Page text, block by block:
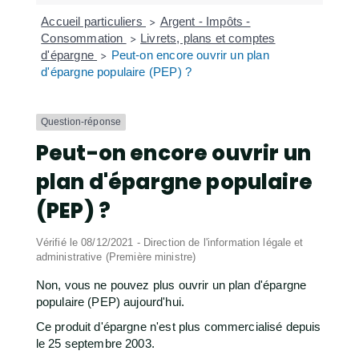
Accueil particuliers > Argent - Impôts -
Consommation
> Livrets, plans et comptes
d'épargne > Peut-on encore ouvrir un plan
d'épargne populaire (PEP) ?
Question-réponse
Peut-on encore ouvrir un
plan d'épargne populaire
(PEP) ?
Vérifié le 08/12/2021 - Direction de l'information légale et
administrative (Première ministre)
Non, vous ne pouvez plus ouvrir un plan d'épargne
populaire (PEP) aujourd'hui.
Ce produit d'épargne n'est plus commercialisé depuis
le 25 septembre 2003.